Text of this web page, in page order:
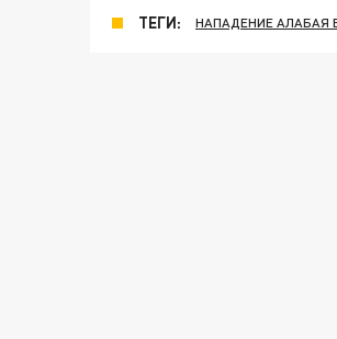
ТЕГИ: НАПАДЕНИЕ АЛАБАЯ